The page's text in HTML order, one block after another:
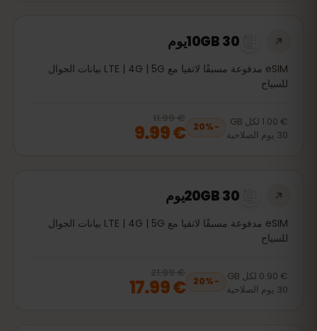
10GB 30يوم
eSIM مدفوعة مسبقًا لاتفيا مع LTE | 4G | 5G بيانات الجوال
للسياح
€ 1.00 لكل GB
30 يوم الصلاحية
−
20%
20% off, was
€ 9.99 € 11.99
€ 9.99
20GB 30يوم
eSIM مدفوعة مسبقًا لاتفيا مع LTE | 4G | 5G بيانات الجوال
للسياح
€ 0.90 لكل GB
30 يوم الصلاحية
−
20%
20% off, was
€ 17.99 € 21.99
€ 17.99